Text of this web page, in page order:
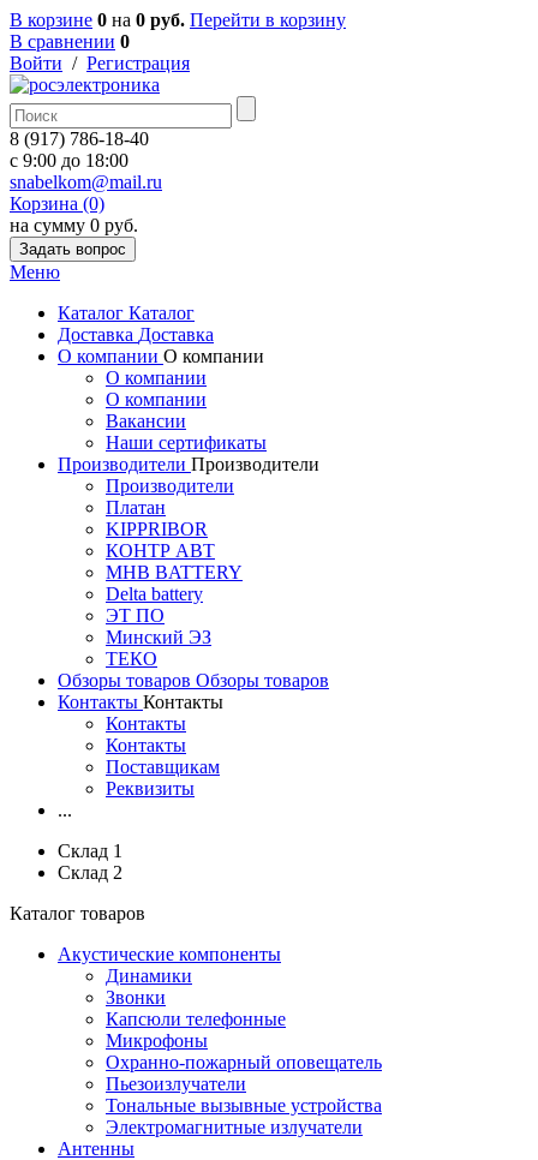
В корзине 0 на 0 руб. Перейти в корзину
В сравнении 0
Войти / Регистрация
8 (917) 786-18-40
c 9:00 до 18:00
snabelkom@mail.ru
Корзина (0)
на сумму 0 руб.
Задать вопрос
Меню
Каталог Каталог
Доставка Доставка
О компании О компании
О компании
О компании
Вакансии
Наши сертификаты
Производители Производители
Производители
Платан
KIPPRIBOR
КОНТР АВТ
MHB BATTERY
Delta battery
ЭT ПО
Минский ЭЗ
ТЕКО
Обзоры товаров Обзоры товаров
Контакты Контакты
Контакты
Контакты
Поставщикам
Реквизиты
...
Склад 1
Склад 2
Каталог товаров
Акустические компоненты
Динамики
Звонки
Капсюли телефонные
Микрофоны
Охранно-пожарный оповещатель
Пьезоизлучатели
Тональные вызывные устройства
Электромагнитные излучатели
Антенны